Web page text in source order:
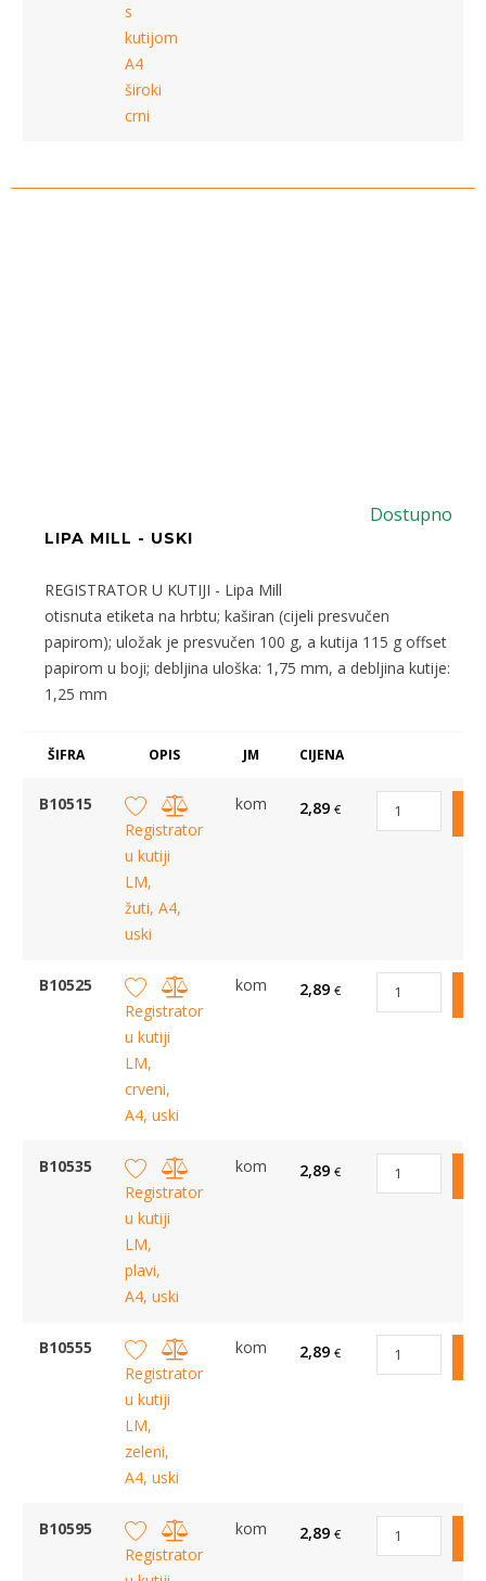
s
kutijom
A4
široki
crni
Dostupno
LIPA MILL - USKI
REGISTRATOR U KUTIJI - Lipa Mill
otisnuta etiketa na hrbtu; kaširan (cijeli presvučen
papirom); uložak je presvučen 100 g, a kutija 115 g offset
papirom u boji; debljina uloška: 1,75 mm, a debljina kutije:
1,25 mm
ŠIFRA OPIS JM CIJENA
B10515
Registrator
u kutiji
LM,
žuti, A4,
uski
kom 2,89 €
B10525
Registrator
u kutiji
LM,
crveni,
A4, uski
kom 2,89 €
B10535
Registrator
u kutiji
LM,
plavi,
A4, uski
kom 2,89 €
B10555
Registrator
u kutiji
LM,
zeleni,
A4, uski
kom 2,89 €
B10595
Registrator
kom 2,89 €